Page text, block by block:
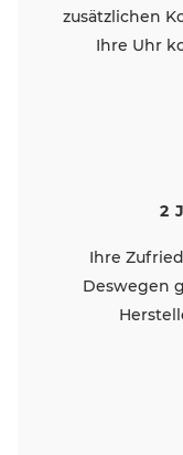
zusätzlichen
Ihre Uhr
2
Ihre
Deswegen